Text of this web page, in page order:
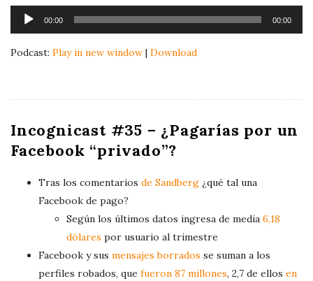
u
d
l
y
00:00 00:00
Podcast: Play in new window | Download
Incognicast #35 – ¿Pagarías por un
Facebook “privado”?
Tras los comentarios de Sandberg ¿qué tal una
Facebook de pago?
Según los últimos datos ingresa de media 6,18
dólares por usuario al trimestre
Facebook y sus mensajes borrados se suman a los
perfiles robados, que fueron 87 millones, 2,7 de ellos en